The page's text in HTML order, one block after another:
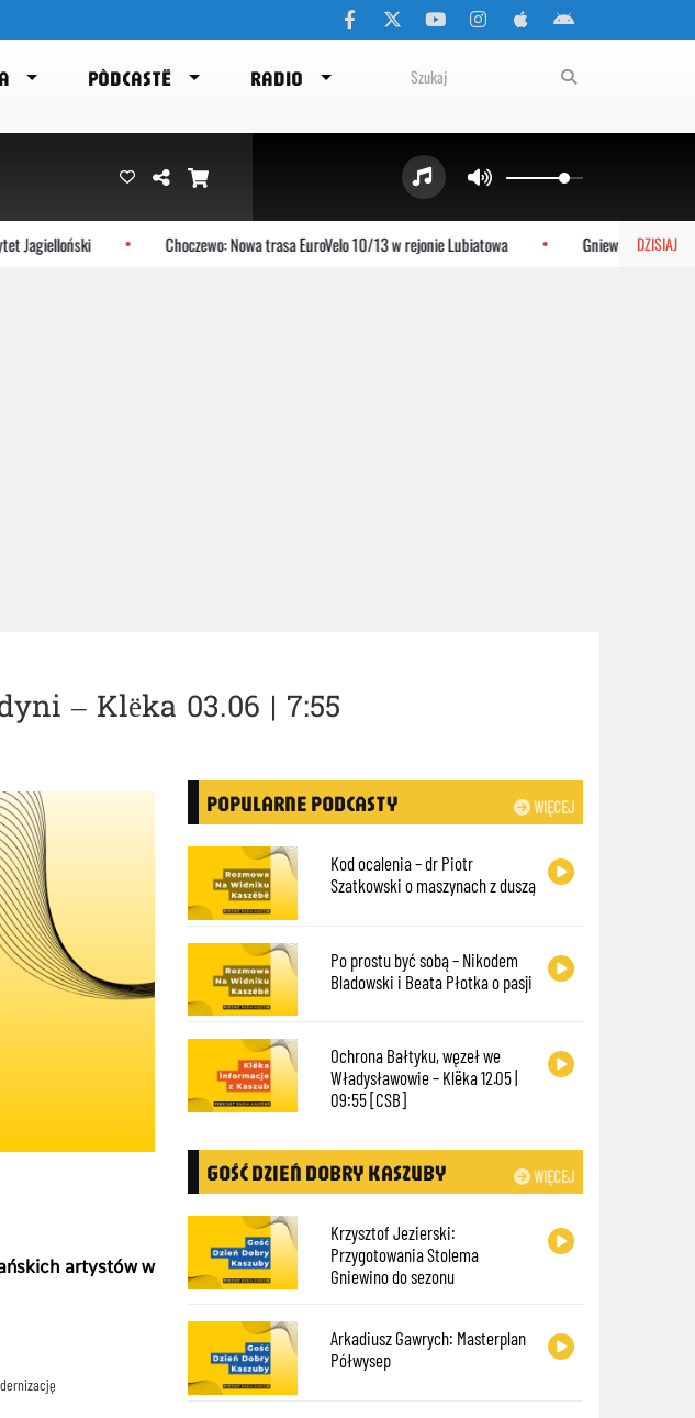
PÒDCASTË RADIO
DZISIAJ
Choczewo: Nowa trasa EuroVelo 10/13 w rejonie Lubiatowa Gniewino: Stolem
– Klëka 03.06 | 7:55
artystów w
WIĘCEJ
POPULARNE PODCASTY
Kod ocalenia – dr Piotr
Szatkowski o maszynach z duszą
Po prostu być sobą – Nikodem
Bladowski i Beata Płotka o pasji
Ochrona Bałtyku, węzeł we
Władysławowie – Klëka 12.05 |
09:55 [CSB]
WIĘCEJ
GOŚĆ DZIEŃ DOBRY KASZUBY
Krzysztof Jezierski:
Przygotowania Stolema
Gniewino do sezonu
Arkadiusz Gawrych: Masterplan
Półwysep